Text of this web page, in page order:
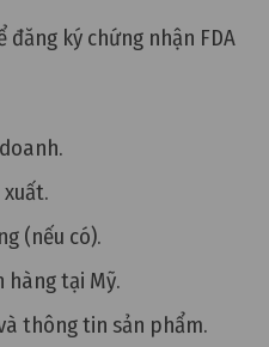
ký chứng nhận FDA
(nếu có).
hàng tại Mỹ.
thông tin sản phẩm.